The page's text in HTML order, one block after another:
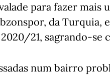
para fazer mais
da Turquia,
21, sagrando-se
num bairro